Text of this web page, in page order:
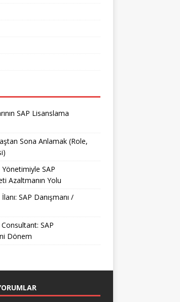
SAP Lisanslama
Sona Anlamak (Role,
SAP
Azaltmanın Yolu
SAP Danışmanı /
SAP
Dönem